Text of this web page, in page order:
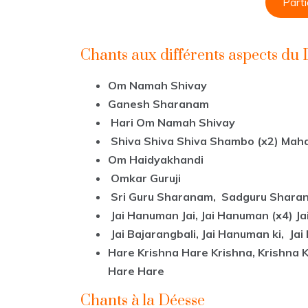
Chants aux différents aspects du
Om Namah Shivay
Ganesh Sharanam
Hari Om Namah Shivay
Shiva Shiva Shiva Shambo (x2)
Om Haidyakhandi
Omkar Guruji
Sri Guru Sharanam, Sadguru
Jai Hanuman Jai, Jai Hanuman (x4)
Jai Bajarangbali, Jai Hanuman ki,
Hare Krishna Hare Krishna, Krishna
Hare Hare
Chants à la Déesse